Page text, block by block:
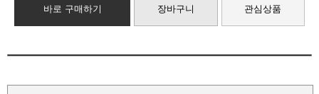
바로 구매하기 장바구니 관심상품